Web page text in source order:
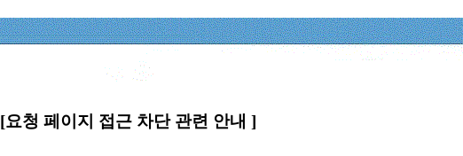
[요청 페이지 접근 차단 관련 안내 ]